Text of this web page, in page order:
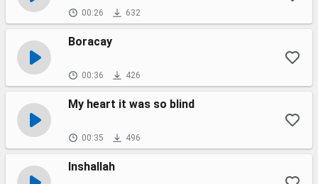
00:26 632
Boracay
00:36 426
My heart it was so blind
00:35 496
Inshallah